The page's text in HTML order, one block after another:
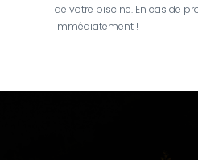
de votre piscine. En cas de
immédiatement !